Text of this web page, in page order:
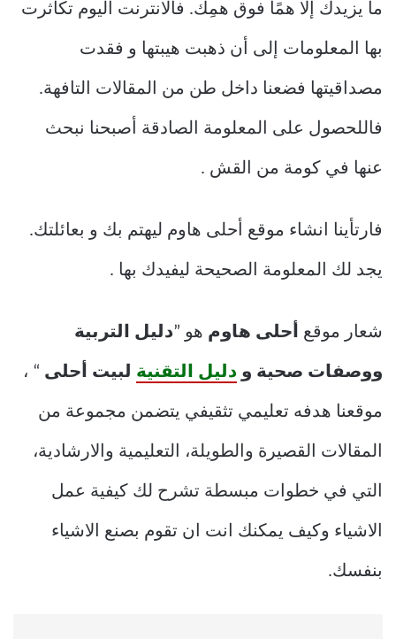
ما يزيدك إلا همًا فوق همِك. فالانترنت اليوم تكاثرت
بها المعلومات إلى أن ذهبت هيبتها و فقدت
مصداقيتها فضعنا داخل طن من المقالات التافهة.
فاللحصول على المعلومة الصادقة أصبحنا نبحث
عنها في كومة من القش .
فارتأينا انشاء موقع أحلى هاوم ليهتم بك و بعائلتك.
يجد لك المعلومة الصحيحة ليفيدك بها .
شعار موقع أحلى هاوم هو ”دليل التربية
ووصفات صحية و دليل التقنية لبيت أحلى “ ،
موقعنا هدفه تعليمي تثقيفي يتضمن مجموعة من
المقالات القصيرة والطويلة، التعليمية والارشادية،
التي في خطوات مبسطة تشرح لك كيفية عمل
الاشياء وكيف يمكنك انت ان تقوم بصنع الاشياء
بنفسك.